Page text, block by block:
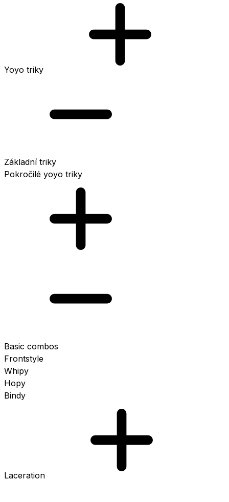
Yoyo triky
Základní triky
Pokročilé yoyo triky
Basic combos
Frontstyle
Whipy
Hopy
Bindy
Laceration